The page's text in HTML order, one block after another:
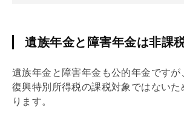
遺族年金と障害年金は非課
遺族年金と障害年金も公的年金ですが
復興特別所得税の課税対象ではないた
ります。